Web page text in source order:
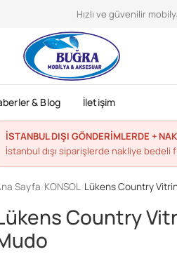
Hızlı ve güvenilir
& Blog İletişim
İSTANBUL DIŞI GÖNDERİMLERDE +
İstanbul dışı siparişlerde nakliye bedeli
Sayfa KONSOL Lükens Country
Country
https://